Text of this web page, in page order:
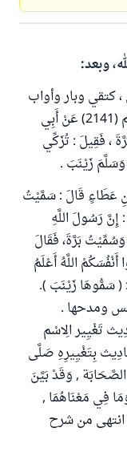
وبعد:
كتقي وبار وأواب
ونحو ذلك ؛ لما روى البخاري (192) ومسلم (2141) عَنْ أَبِي
، فَقِيلَ : تُزَكِّي
وَسَلَّمَ زَيْنَبَ .
بْنِ عَطَاءٍ قَالَ : سَمَّيْتُ
إِنَّ رَسُولَ اللَّهِ
بَرَّةَ، فَقَالَ
اللَّهُ أَعْلَمُ
: ( سَمُّوهَا زَيْنَبَ ).
ومدحها .
تَغْيِير الِاسْم
بِتَغْيِيرِهِ صَلَّى
, وَقَدْ بَيَّنَ
فِي مَعْنَاهُمَا ,
انتهى من شرح